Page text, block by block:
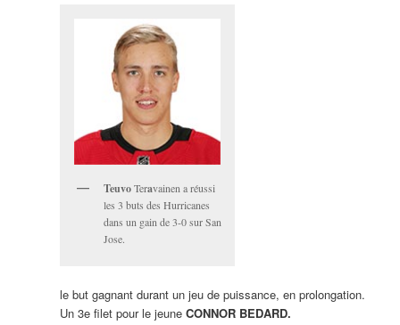
TeuvoTeravainen a réussi
les 3 buts des Hurricanes
dans un gain de 3-0 sur San
Jose.
le but gagnant durant un jeu de puissance, en prolongation.
Un 3e filet pour le jeune CONNOR BEDARD.